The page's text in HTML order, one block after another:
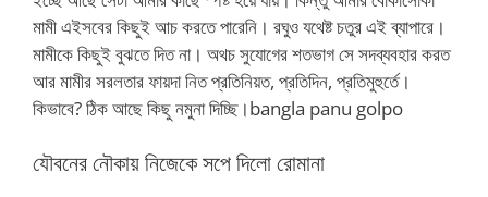
মামী এইসবের কিছুই আচ করতে পারেনি। রঘুও যথেষ্ট চতুর এই ব্যাপারে।
মামীকে কিছুই বুঝতে দিত না। অথচ সুযোগের শতভাগ সে সদব্যবহার করত
আর মামীর সরলতার ফায়দা নিত প্রতিনিয়ত, প্রতিদিন, প্রতিমুহুর্তে।
কিভাবে? ঠিক আছে কিছু নমুনা দিচ্ছি।bangla panu golpo
যৌবনের নৌকায় নিজেকে সপে দিলো রোমানা